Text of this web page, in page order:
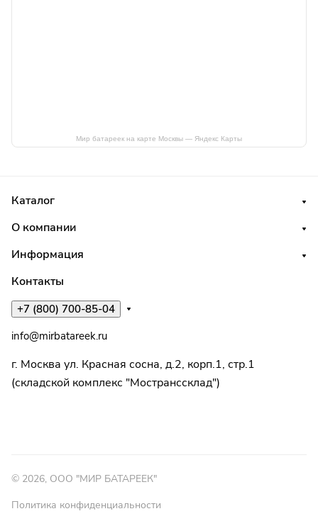
Мир батареек на карте Москвы — Яндекс Карты
Каталог
О компании
Информация
Контакты
+7 (800) 700-85-04
info@mirbatareek.ru
г. Москва ул. Красная сосна, д.2, корп.1, стр.1
(складской комплекс "Мостранссклад")
© 2026, ООО "МИР БАТАРЕЕК"
Политика конфиденциальности